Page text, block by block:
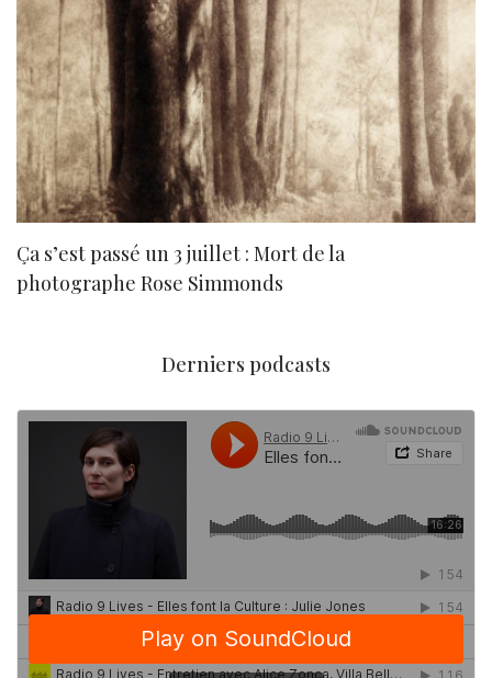
Ça s’est passé un 3 juillet : Mort de la
photographe Rose Simmonds
Derniers podcasts